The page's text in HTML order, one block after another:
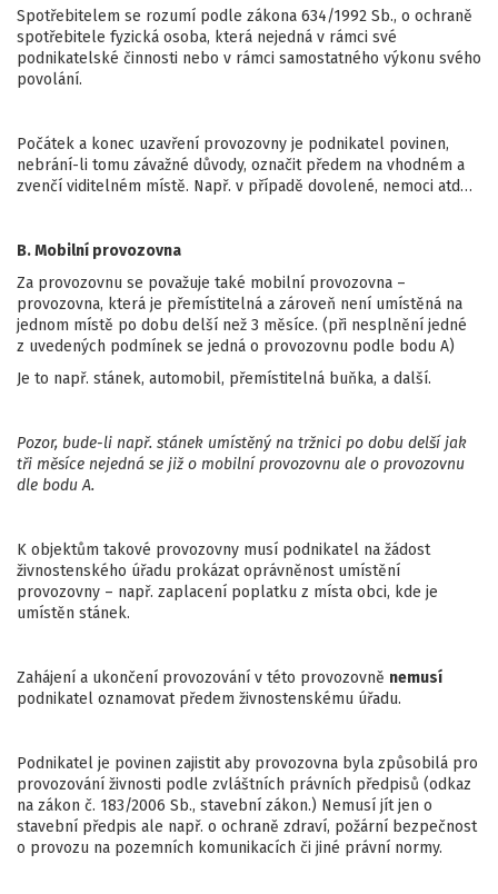
Spotřebitelem se rozumí podle zákona 634/1992 Sb., o ochraně
spotřebitele fyzická osoba, která nejedná v rámci své
podnikatelské činnosti nebo v rámci samostatného výkonu svého
povolání.
Počátek a konec uzavření provozovny je podnikatel povinen,
nebrání-li tomu závažné důvody, označit předem na vhodném a
zvenčí viditelném místě. Např. v případě dovolené, nemoci atd…
B. Mobilní provozovna
Za provozovnu se považuje také mobilní provozovna –
provozovna, která je přemístitelná a zároveň není umístěná na
jednom místě po dobu delší než 3 měsíce. (při nesplnění jedné
z uvedených podmínek se jedná o provozovnu podle bodu A)
Je to např. stánek, automobil, přemístitelná buňka, a další.
Pozor, bude-li např. stánek umístěný na tržnici po dobu delší jak
tři měsíce nejedná se již o mobilní provozovnu ale o provozovnu
dle bodu A.
K objektům takové provozovny musí podnikatel na žádost
živnostenského úřadu prokázat oprávněnost umístění
provozovny – např. zaplacení poplatku z místa obci, kde je
umístěn stánek.
Zahájení a ukončení provozování v této provozovně nemusí
podnikatel oznamovat předem živnostenskému úřadu.
Podnikatel je povinen zajistit aby provozovna byla způsobilá pro
provozování živnosti podle zvláštních právních předpisů (odkaz
na zákon č. 183/2006 Sb., stavební zákon.) Nemusí jít jen o
stavební předpis ale např. o ochraně zdraví, požární bezpečnost
o provozu na pozemních komunikacích či jiné právní normy.